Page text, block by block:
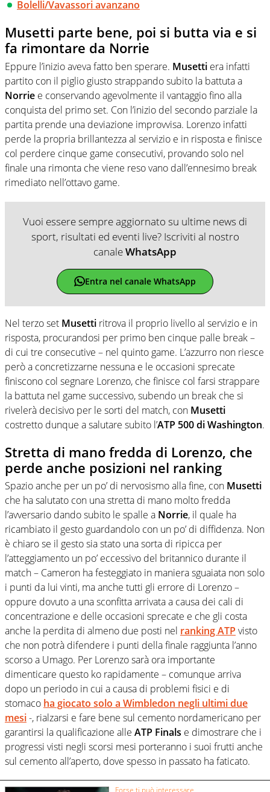
Bolelli/Vavassori avanzano
Musetti parte bene, poi si butta via e si
fa rimontare da Norrie
Eppure l’inizio aveva fatto ben sperare. Musetti era infatti
partito con il piglio giusto strappando subito la battuta a
Norrie e conservando agevolmente il vantaggio fino alla
conquista del primo set. Con l’inizio del secondo parziale la
partita prende una deviazione improvvisa. Lorenzo infatti
perde la propria brillantezza al servizio e in risposta e finisce
col perdere cinque game consecutivi, provando solo nel
finale una rimonta che viene reso vano dall’ennesimo break
rimediato nell’ottavo game.
Vuoi essere sempre aggiornato su ultime news di
sport, risultati ed eventi live? Iscriviti al nostro
canaleWhatsApp
Entra nel canale WhatsApp
Nel terzo set Musetti ritrova il proprio livello al servizio e in
risposta, procurandosi per primo ben cinque palle break –
di cui tre consecutive – nel quinto game. L’azzurro non riesce
però a concretizzarne nessuna e le occasioni sprecate
finiscono col segnare Lorenzo, che finisce col farsi strappare
la battuta nel game successivo, subendo un break che si
rivelerà decisivo per le sorti del match, con Musetti
costretto dunque a salutare subito l’ATP 500 di Washington.
Stretta di mano fredda di Lorenzo, che
perde anche posizioni nel ranking
Spazio anche per un po’ di nervosismo alla fine, con Musetti
che ha salutato con una stretta di mano molto fredda
l’avversario dando subito le spalle a Norrie, il quale ha
ricambiato il gesto guardandolo con un po’ di diffidenza. Non
è chiaro se il gesto sia stato una sorta di ripicca per
l’atteggiamento un po’ eccessivo del britannico durante il
match – Cameron ha festeggiato in maniera sguaiata non solo
i punti da lui vinti, ma anche tutti gli errore di Lorenzo –
oppure dovuto a una sconfitta arrivata a causa dei cali di
concentrazione e delle occasioni sprecate e che gli costa
anche la perdita di almeno due posti nel ranking ATP visto
che non potrà difendere i punti della finale raggiunta l’anno
scorso a Umago. Per Lorenzo sarà ora importante
dimenticare questo ko rapidamente – comunque arriva
dopo un periodo in cui a causa di problemi fisici e di
stomaco ha giocato solo a Wimbledon negli ultimi due
mesi-, rialzarsi e fare bene sul cemento nordamericano per
garantirsi la qualificazione alle ATP Finals e dimostrare che i
progressi visti negli scorsi mesi porteranno i suoi frutti anche
sul cemento all’aperto, dove spesso in passato ha faticato.
Forse ti può interessare